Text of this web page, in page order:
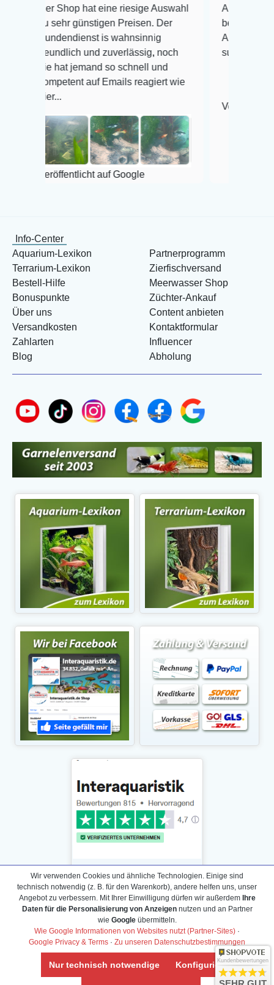
Shop hat eine riesige Auswahl
günstigen Preisen. Der
is wahnsinnig
und zuverlässig, noch
jemand so schnell und
auf Emails reagiert wie
auf Google
Auswahl plus
befinden der Fische
Alles ist quick lebendig
super Zustand. Gerne
Veröffentlicht auf
Info-Center
Aquarium-Lexikon
Terrarium-Lexikon
Bestell-Hilfe
Bonuspunkte
Über uns
Versandkosten
Zahlarten
Blog
Partnerprogramm
Zierfischversand
Meerwasser Shop
Züchter-Ankauf
Content anbieten
Kontaktformular
Influencer
Abholung
Daten­schutz­erklärung
Widerrufs­recht /Widerrufs­formular
AGB & Info
Impressum
Umwelt und Entsorgung
Wir verwenden Cookies und ähnliche Technologien. Einige sind
technisch notwendig (z. B. für den Warenkorb), andere helfen uns, unser
Angebot zu verbessern. Mit Ihrer Einwilligung dürfen wir außerdem Ihre
Daten für die Personalisierung von Anzeigennutzen und an Partner
wie Googleübermitteln.
Wie Google Informationen von Websites nutzt (Partner-Sites) ·
Google Privacy & Terms · Zu unseren Datenschutzbestimmungen
Nur technisch notwendige KonfigurierenKundenbewertungen